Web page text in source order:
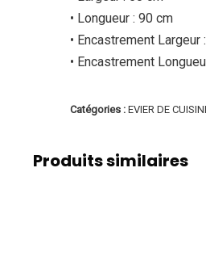
• Longueur : 90 cm
• Encastrement Largeur
• Encastrement
Catégories :EVIER DE
Produits similaires